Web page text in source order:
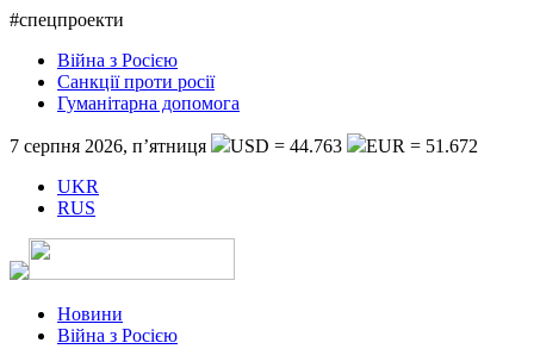
#спецпроекти
Війна з Росією
Санкції проти росії
Гуманітарна допомога
7 серпня 2026, п’ятниця USD = 44.763
EUR = 51.672
UKR
RUS
Новини
Війна з Росією